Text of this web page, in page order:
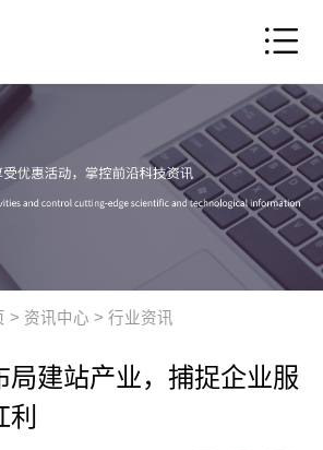
> 资讯中心 > 行业资讯
局建站产业，捕捉企业服